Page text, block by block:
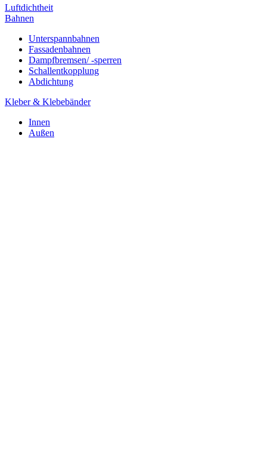
Luftdichtheit
Bahnen
Unterspannbahnen
Fassadenbahnen
Dampfbremsen/ -sperren
Schallentkopplung
Abdichtung
Kleber & Klebebänder
Innen
Außen